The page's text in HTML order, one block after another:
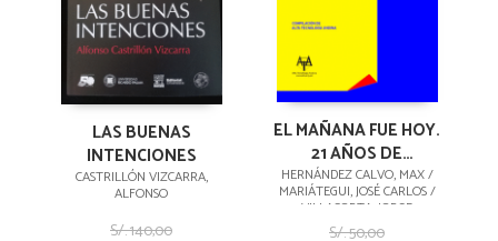
LAS BUENAS
INTENCIONES
CASTRILLÓN VIZCARRA,
ALFONSO
S/. 140,00
EL MAÑANA FUE HOY.
21 AÑOS DE
VIDEOCREACIÓN Y
ARTE ELECTRÓNICO
EN EL PERÚ
HERNÁNDEZ CALVO, MAX /
MARIÁTEGUI, JOSÉ CARLOS /
VILLACORTA, JORGE
S/. 50,00